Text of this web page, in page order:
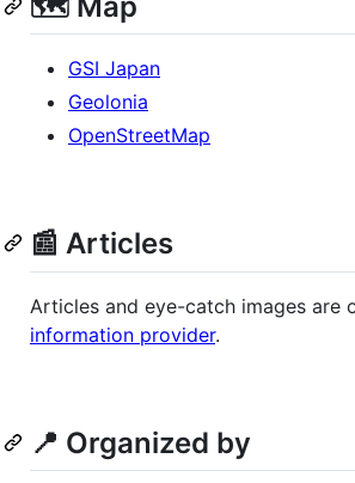
GSI Japan
Geolonia
OpenStreetMap
📰 Articles
Articles and eye-catch images are
information provider.
📍 Organized by